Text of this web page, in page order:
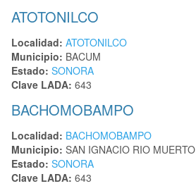
ATOTONILCO
Localidad: ATOTONILCO
Municipio: BACUM
Estado: SONORA
Clave LADA: 643
BACHOMOBAMPO
Localidad: BACHOMOBAMPO
Municipio: SAN IGNACIO RIO MUERTO
Estado: SONORA
Clave LADA: 643